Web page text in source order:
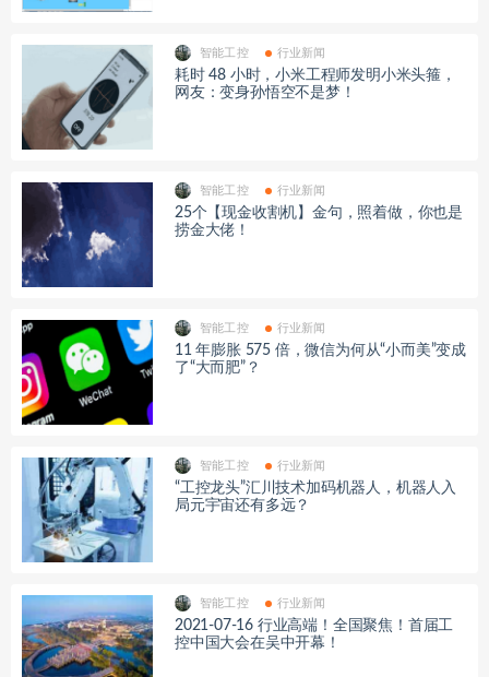
智能工控 行业新闻
耗时 48 小时，小米工程师发明小米头箍，
网友：变身孙悟空不是梦！
智能工控 行业新闻
25个【现金收割机】金句，照着做，你也是
捞金大佬！
智能工控 行业新闻
11 年膨胀 575 倍，微信为何从“小而美”变成
了“大而肥”？
智能工控 行业新闻
“工控龙头”汇川技术加码机器人，机器人入
局元宇宙还有多远？
智能工控 行业新闻
2021-07-16 行业高端！全国聚焦！首届工
控中国大会在吴中开幕！